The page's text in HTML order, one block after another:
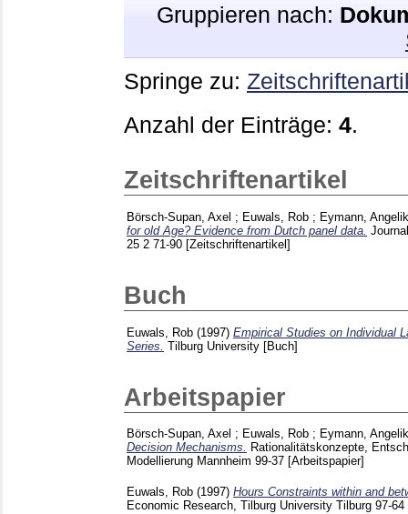
Gruppieren nach:
Springe zu:
Anzahl der Einträge: 4.
Zeitschriftenartikel
Börsch-Supan, Axel ; Euwals, Rob ; Eymann,
for old Age? Evidence from Dutch panel data.
25 2 71-90 [Zeitschriftenartikel]
Buch
Euwals, Rob (1997) Empirical Studies on Individual
Series. Tilburg University [Buch]
Arbeitspapier
Börsch-Supan, Axel ; Euwals, Rob ; Eymann,
Decision Mechanisms. Rationalitätskonzepte,
Modellierung Mannheim 99-37 [Arbeitspapier]
Euwals, Rob (1997) Hours Constraints within and
Economic Research, Tilburg University Tilburg 97-64